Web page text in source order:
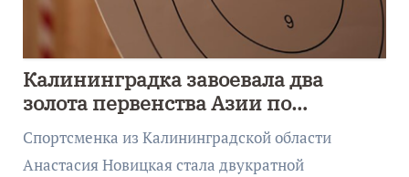
Калининградка завоевала два
золота первенства Азии по
метанию ножа
Спортсменка из Калининградской области
Анастасия Новицкая стала двукратной